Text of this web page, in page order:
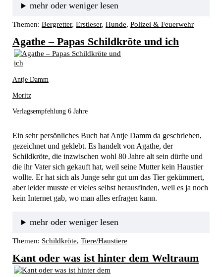
mehr oder weniger lesen
Themen: Bergretter, Erstleser, Hunde, Polizei & Feuerwehr
Agathe – Papas Schildkröte und ich
Antje Damm
Moritz
Verlagsempfehlung 6 Jahre
Ein sehr persönliches Buch hat Antje Damm da geschrieben,
gezeichnet und geklebt. Es handelt von Agathe, der
Schildkröte, die inzwischen wohl 80 Jahre alt sein dürfte und
die ihr Vater sich gekauft hat, weil seine Mutter kein Haustier
wollte. Er hat sich als Junge sehr gut um das Tier gekümmert,
aber leider musste er vieles selbst herausfinden, weil es ja noch
kein Internet gab, wo man alles erfragen kann.
mehr oder weniger lesen
Themen: Schildkröte, Tiere/Haustiere
Kant oder was ist hinter dem Weltraum